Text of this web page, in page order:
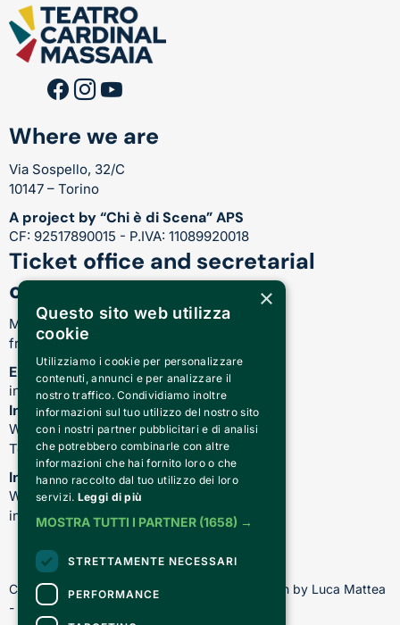
Where we are
Via Sospello, 32/C
10147 – Torino
A project by “Chi è di Scena” APS
CF: 92517890015 - P.IVA: 11089920018
Ticket office and secretarial
opening hours
Monday-Friday:
from 17.00 to 21.00
Email
info@teatrocardinalmassaia.com
Information on shows and theater
WhatsApp: 344 410 4477
Telefono: 011 221 6128
Information about our courses
WhatsApp: 392 150 5130 -
info@chiediscena.torino.it
Copyright © 2026 - All rights reserved - Design by Luca Mattea
- Made in Turin with
×
Questo sito web utilizza
cookie
Utilizziamo i cookie per personalizzare
contenuti, annunci e per analizzare il
nostro traffico. Condividiamo inoltre
informazioni sul tuo utilizzo del nostro sito
con i nostri partner pubblicitari e di analisi
che potrebbero combinarle con altre
informazioni che hai fornito loro o che
hanno raccolto dal tuo utilizzo dei loro
servizi. Leggi di più
MOSTRA TUTTI I PARTNER (1658) →
STRETTAMENTE NECESSARI
PERFORMANCE